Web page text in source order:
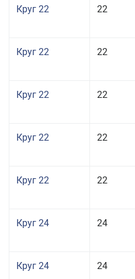
Круг 22 22
Круг 22 22
Круг 22 22
Круг 22 22
Круг 22 22
Круг 24 24
Круг 24 24